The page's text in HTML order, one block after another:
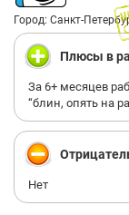
Город: Санкт-
Плюсы в
За 6+ месяцев
“блин, опять на
Нет